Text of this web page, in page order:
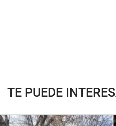
TE PUEDE